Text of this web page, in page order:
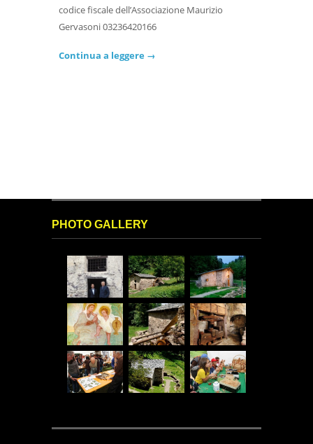
codice fiscale dell’Associazione Maurizio
Gervasoni 03236420166
Continua a leggere →
PHOTO GALLERY